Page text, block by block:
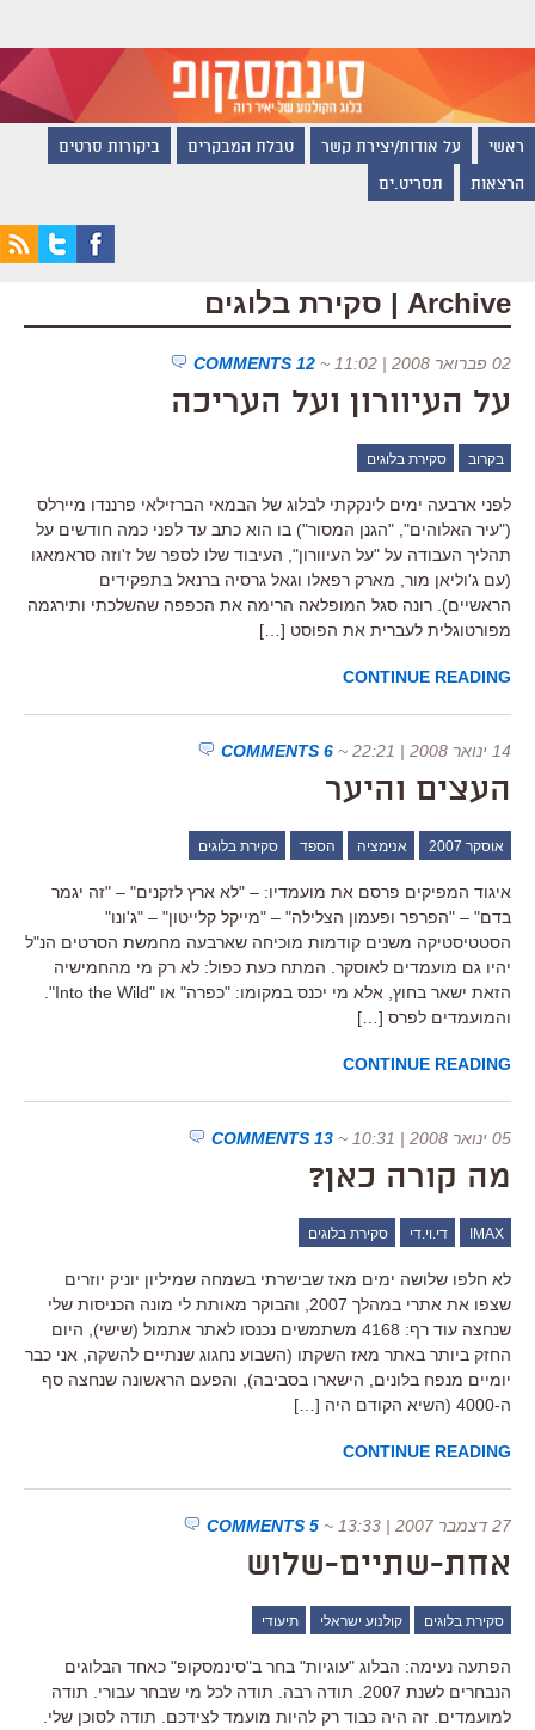
ראשי על אודות/יצירת קשר טבלת המבקרים ביקורות סרטים
הרצאות תסריט.ים
Archive | סקירת בלוגים
02 פברואר 2008 | 11:02 ~
12 COMMENTS
על העיוורון ועל העריכה
בקרוב סקירת בלוגים
לפני ארבעה ימים לינקקתי לבלוג של הבמאי הברזילאי פרננדו מיירלס
("עיר האלוהים", "הגנן המסור") בו הוא כתב עד לפני כמה חודשים על
תהליך העבודה על "על העיוורון", העיבוד שלו לספר של ז'וזה סראמאגו
(עם ג'וליאן מור, מארק רפאלו וגאל גרסיה ברנאל בתפקידים
הראשיים). רונה סגל המופלאה הרימה את הכפפה שהשלכתי ותירגמה
מפורטוגלית לעברית את הפוסט […]
CONTINUE READING
14 ינואר 2008 | 22:21 ~
6 COMMENTS
העצים והיער
אוסקר 2007 אנימציה הספד סקירת בלוגים
איגוד המפיקים פרסם את מועמדיו: – "לא ארץ לזקנים" – "זה יגמר
בדם" – "הפרפר ופעמון הצלילה" – "מייקל קלייטון" – "ג'ונו"
הסטטיסטיקה משנים קודמות מוכיחה שארבעה מחמשת הסרטים הנ"ל
יהיו גם מועמדים לאוסקר. המתח כעת כפול: לא רק מי מהחמישיה
הזאת ישאר בחוץ, אלא מי יכנס במקומו: "כפרה" או "Into the Wild".
והמועמדים לפרס […]
CONTINUE READING
05 ינואר 2008 | 10:31 ~
13 COMMENTS
מה קורה כאן?
IMAX די.וי.די סקירת בלוגים
לא חלפו שלושה ימים מאז שבישרתי בשמחה שמיליון יוניק יוזרים
שצפו את אתרי במהלך 2007, והבוקר מאותת לי מונה הכניסות שלי
שנחצה עוד רף: 4168 משתמשים נכנסו לאתר אתמול (שישי), היום
החזק ביותר באתר מאז השקתו (השבוע נחגוג שנתיים להשקה, אני כבר
יומיים מנפח בלונים, הישארו בסביבה), והפעם הראשונה שנחצה סף
ה-4000 (השיא הקודם היה […]
CONTINUE READING
27 דצמבר 2007 | 13:33 ~
5 COMMENTS
אחת-שתיים-שלוש
סקירת בלוגים קולנוע ישראלי תיעודי
הפתעה נעימה: הבלוג "עוגיות" בחר ב"סינמסקופ" כאחד הבלוגים
הנבחרים לשנת 2007. תודה רבה. תודה לכל מי שבחר עבורי. תודה
למועמדים. זה היה כבוד רק להיות מועמד לצידכם. תודה לסוכן שלי.